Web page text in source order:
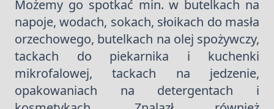
Możemy go spotkać min. w butelkach na
napoje, wodach, sokach, słoikach do masła
orzechowego, butelkach na olej spożywczy,
tackach do piekarnika i kuchenki
mikrofalowej, tackach na jedzenie,
opakowaniach na detergentach i